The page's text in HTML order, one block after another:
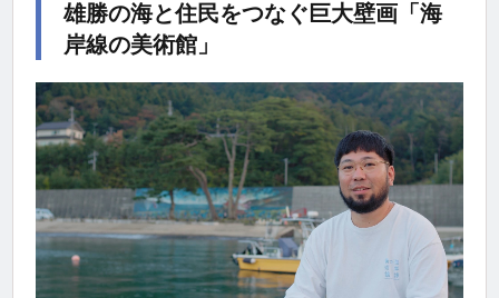
雄勝の海と住民をつなぐ巨大壁画「海
岸線の美術館」